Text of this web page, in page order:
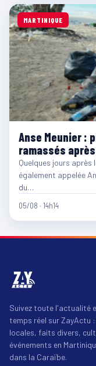
MARTINIQUE
Anse Meunier :
ramassés
Quelques jours après
également appelée
du…
05/08 · 14h14
Suivez toute l'actualité
temps réel sur ZayActu
locales, faits divers,
événements en
dans la Caraïbe.